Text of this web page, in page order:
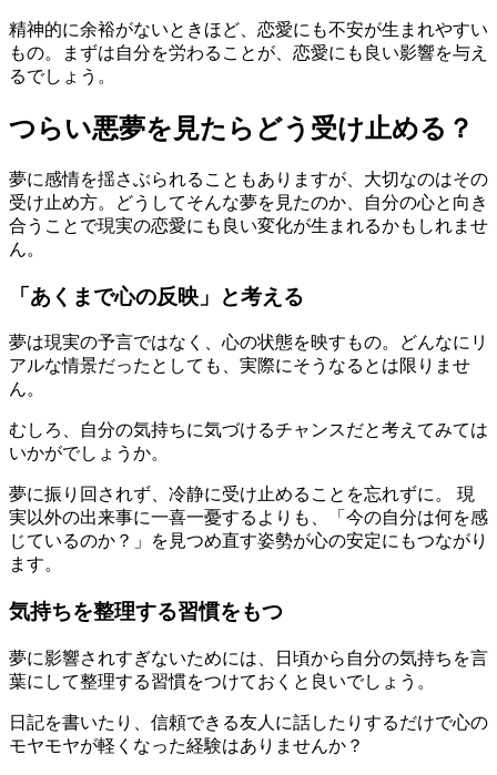
精神的に余裕がないときほど、恋愛にも不安が生まれやすい
もの。まずは自分を労わることが、恋愛にも良い影響を与え
るでしょう。
つらい悪夢を見たらどう受け止める？
夢に感情を揺さぶられることもありますが、大切なのはその
受け止め方。どうしてそんな夢を見たのか、自分の心と向き
合うことで現実の恋愛にも良い変化が生まれるかもしれませ
ん。
「あくまで心の反映」と考える
夢は現実の予言ではなく、心の状態を映すもの。どんなにリ
アルな情景だったとしても、実際にそうなるとは限りませ
ん。
むしろ、自分の気持ちに気づけるチャンスだと考えてみては
いかがでしょうか。
夢に振り回されず、冷静に受け止めることを忘れずに。 現
実以外の出来事に一喜一憂するよりも、「今の自分は何を感
じているのか？」を見つめ直す姿勢が心の安定にもつながり
ます。
気持ちを整理する習慣をもつ
夢に影響されすぎないためには、日頃から自分の気持ちを言
葉にして整理する習慣をつけておくと良いでしょう。
日記を書いたり、信頼できる友人に話したりするだけで心の
モヤモヤが軽くなった経験はありませんか？